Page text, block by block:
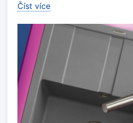
Číst více